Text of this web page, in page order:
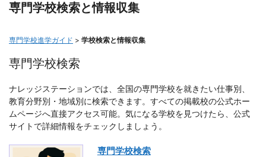
専門学校検索と情報収集
専門学校進学ガイド > 学校検索と情報収集
専門学校検索
ナレッジステーションでは、全国の専門学校を就きたい仕事別、
教育分野別・地域別に検索できます。すべての掲載校の公式ホー
ムページへ直接アクセス可能。気になる学校を見つけたら、公式
サイトで詳細情報をチェックしましょう。
専門学校検索